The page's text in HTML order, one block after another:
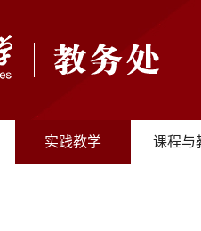
实践教学 课程与